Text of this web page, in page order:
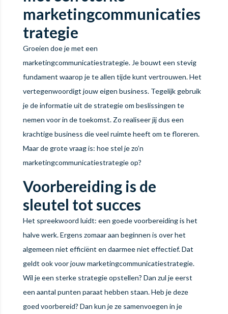
marketingcommunicaties
trategie
Groeien doe je met een
marketingcommunicatiestrategie. Je bouwt een stevig
fundament waarop je te allen tijde kunt vertrouwen. Het
vertegenwoordigt jouw eigen business. Tegelijk gebruik
je de informatie uit de strategie om beslissingen te
nemen voor in de toekomst. Zo realiseer jij dus een
krachtige business die veel ruimte heeft om te floreren.
Maar de grote vraag is: hoe stel je zo’n
marketingcommunicatiestrategie op?
Voorbereiding is de
sleutel tot succes
Het spreekwoord luidt: een goede voorbereiding is het
halve werk. Ergens zomaar aan beginnen is over het
algemeen niet efficiënt en daarmee niet effectief. Dat
geldt ook voor jouw marketingcommunicatiestrategie.
Wil je een sterke strategie opstellen? Dan zul je eerst
een aantal punten paraat hebben staan. Heb je deze
goed voorbereid? Dan kun je ze samenvoegen in je